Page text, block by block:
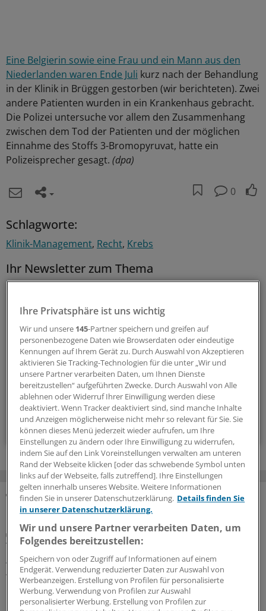
Eine Belgierin sowie eine Frau und ein Mann aus den
Niederlanden waren Ende Juli kurz nach der Behandlung
in der Klinik in Brüggen gestorben (wir berichteten). Zwei
andere Patienten wurden in ein Krankenhaus gebracht.
Die Polizei untersuche vor allem den Zusammenhang
zwischen dem Tod der Patienten und der möglichen
Einnahme des Stoffs 3-Bromopyruvat, hatte ein
Polizeisprecher gesagt. (dpa)
0
Schlagworte:
Klinik-Management Recht Krebs
Ihr Newsletter zum Thema
Die Sonntagslektüre: Lesen Sie Wissenswertes und
Nützliches für Ihre tägliche Arbeit, lassen Sie sich von
Kolleginnen und Kollegen inspirieren - und seien Sie immer
einen Schritt voraus.
wöchentlich (Sonntag)
Zum Abonnieren bitte anmelden
MEHR ZUM THEMA
Porträt
Traumberuf Arzt: Für die Weiterbildung von
Aleppo nach Osnabrück
Wenn sie den Arztkittel tragen, sind die Zwillinge Yachar
und Yaman Shehabi kaum auseinanderzuhalten.
Deshalb versorgen sie Patienten nur im Doppelpack.
Ihre Privatsphäre ist uns wichtig
Wir und unsere 145-Partner speichern und greifen auf
personenbezogene Daten wie Browserdaten oder eindeutige
Kennungen auf Ihrem Gerät zu. Durch Auswahl von Akzeptieren
aktivieren Sie Tracking-Technologien für die unter „Wir und
unsere Partner verarbeiten Daten, um Ihnen Dienste
bereitzustellen“ aufgeführten Zwecke. Durch Auswahl von Alle
ablehnen oder Widerruf Ihrer Einwilligung werden diese
deaktiviert. Wenn Tracker deaktiviert sind, sind manche Inhalte
und Anzeigen möglicherweise nicht mehr so relevant für Sie. Sie
können dieses Menü jederzeit wieder aufrufen, um Ihre
Einstellungen zu ändern oder Ihre Einwilligung zu widerrufen,
indem Sie auf den Link Voreinstellungen verwalten am unteren
Rand der Webseite klicken [oder das schwebende Symbol unten
links auf der Webseite, falls zutreffend]. Ihre Einstellungen
gelten innerhalb unseres Website. Weitere Informationen
finden Sie in unserer Datenschutzerklärung. Details finden Sie
in unserer Datenschutzerklärung.
Wir und unsere Partner verarbeiten Daten, um
Folgendes bereitzustellen:
Speichern von oder Zugriff auf Informationen auf einem
Endgerät. Verwendung reduzierter Daten zur Auswahl von
Werbeanzeigen. Erstellung von Profilen für personalisierte
Werbung. Verwendung von Profilen zur Auswahl
personalisierter Werbung. Erstellung von Profilen zur